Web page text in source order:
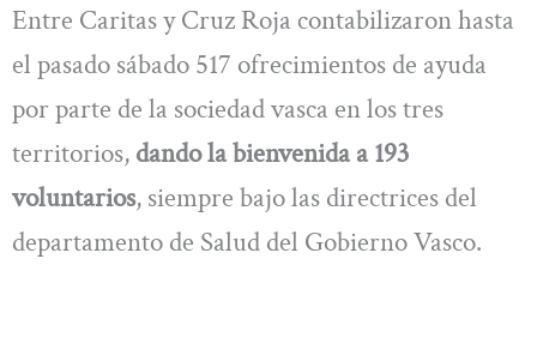
Entre Caritas y Cruz Roja contabilizaron hasta
el pasado sábado 517 ofrecimientos de ayuda
por parte de la sociedad vasca en los tres
territorios, dando la bienvenida a 193
voluntarios, siempre bajo las directrices del
departamento de Salud del Gobierno Vasco.